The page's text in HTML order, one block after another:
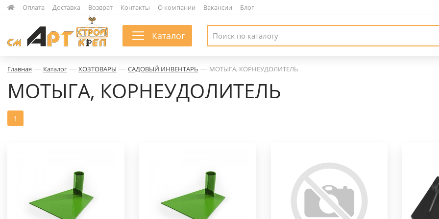
Оплата Доставка Возврат Контакты О компании Вакансии Блог
Каталог
Главная — Каталог — ХОЗТОВАРЫ — САДОВЫЙ ИНВЕНТАРЬ — МОТЫГА, КОРНЕУДОЛИТЕЛЬ
МОТЫГА, КОРНЕУДОЛИТЕЛЬ
1